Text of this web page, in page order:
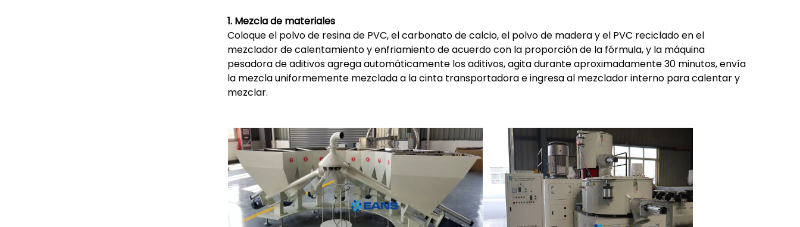
1. Mezcla de materiales
Coloque el polvo de resina de PVC, el carbonato de calcio, el polvo de madera y el PVC reciclado en el
mezclador de calentamiento y enfriamiento de acuerdo con la proporción de la fórmula, y la máquina
pesadora de aditivos agrega automáticamente los aditivos, agita durante aproximadamente 30 minutos, envía
la mezcla uniformemente mezclada a la cinta transportadora e ingresa al mezclador interno para calentar y
mezclar.